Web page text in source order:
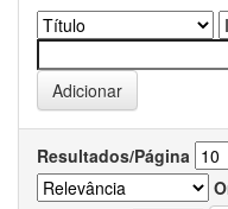
Resultados/Página